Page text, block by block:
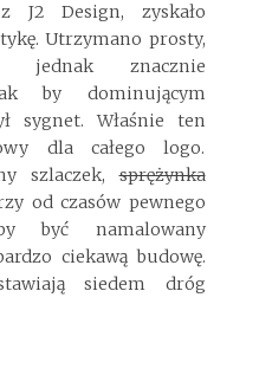
J2 Design, zyskało
Utrzymano prosty,
jednak znacznie
by dominującym
sygnet. Właśnie ten
dla całego logo.
szlaczek,sprężynka
od czasów pewnego
być namalowany
ciekawą budowę.
siedem dróg